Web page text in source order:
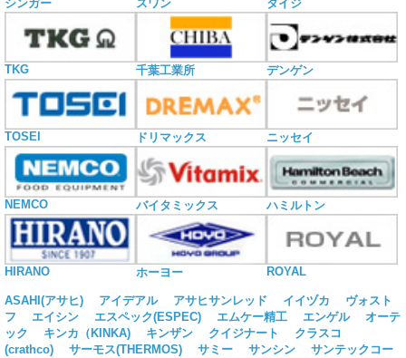
シンガー スワン タイジ
TKG 千葉工業所 デンゲン
TOSEI ドリマックス ニッセイ
NEMCO バイタミックス ハミルトン
HIRANO ホーヨー ROYAL
ASAHI(アサヒ) アイデアル アサヒサンレッド イイヅカ
ヴォスト
フ
エイシン エスペック(ESPEC) エムケー精工 エンゲル
オーテ
ック
キンカ（KINKA) キンザン クイジナート
クラスコ
(crathco)
サーモス(THERMOS) サミー サンシン
サンテックコー